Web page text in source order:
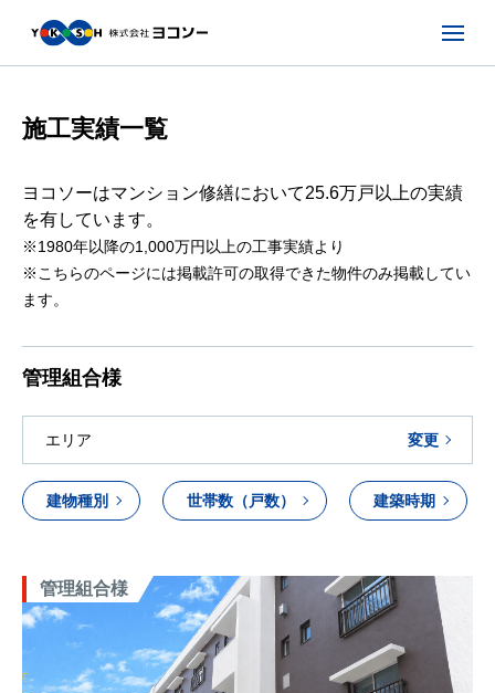
施工実績一覧
ヨコソーはマンション修繕において25.6万戸以上の実績
を有しています。
※1980年以降の1,000万円以上の工事実績より
※こちらのページには掲載許可の取得できた物件のみ掲載してい
ます。
管理組合様
エリア 変更
建物種別 世帯数（戸数） 建築時期
管理組合様